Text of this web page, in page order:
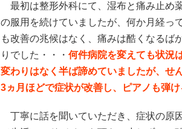
最初は整形外科にて、湿布と痛み止め
の服用を続けていましたが、何か月経っ
も改善の兆候はなく、痛みは酷くなるば
りでした・・・ 何件病院を変えても状況
変わりはなく半ば諦めていましたが、せ
3ヵ月ほどで症状が改善し、ピアノも弾け
丁寧に話を聞いていただき、症状の原